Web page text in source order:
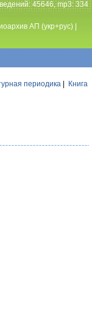
45646, mp3: 334
АП (укр+рус)
периодика
Книга